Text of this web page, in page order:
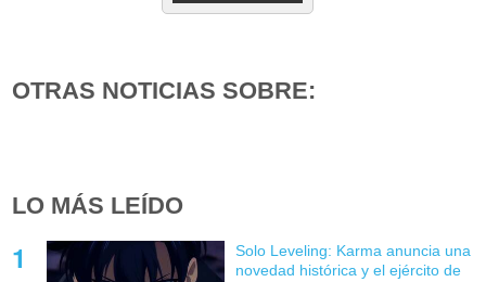
OTRAS NOTICIAS SOBRE:
LO MÁS LEÍDO
Solo Leveling: Karma anuncia una
novedad histórica y el ejército de